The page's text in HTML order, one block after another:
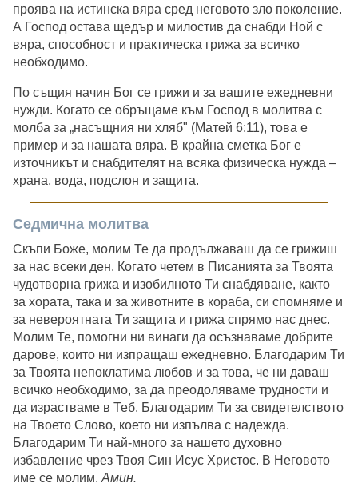
проява на истинска вяра сред неговото зло поколение.
А Господ остава щедър и милостив да снабди Ной с
вяра, способност и практическа грижа за всичко
необходимо.
По същия начин Бог се грижи и за вашите ежедневни
нужди. Когато се обръщаме към Господ в молитва с
молба за „насъщния ни хляб" (Матей 6:11), това е
пример и за нашата вяра. В крайна сметка Бог е
източникът и снабдителят на всяка физическа нужда –
храна, вода, подслон и защита.
Седмична молитва
Скъпи Боже, молим Те да продължаваш да се грижиш
за нас всеки ден. Когато четем в Писанията за Твоята
чудотворна грижа и изобилното Ти снабдяване, както
за хората, така и за животните в кораба, си спомняме и
за невероятната Ти защита и грижа спрямо нас днес.
Молим Те, помогни ни винаги да осъзнаваме добрите
дарове, които ни изпращаш ежедневно. Благодарим Ти
за Твоята непоклатима любов и за това, че ни даваш
всичко необходимо, за да преодоляваме трудности и
да израстваме в Теб. Благодарим Ти за свидетелството
на Твоето Слово, което ни изпълва с надежда.
Благодарим Ти най-много за нашето духовно
избавление чрез Твоя Син Исус Христос. В Неговото
име се молим.Амин.